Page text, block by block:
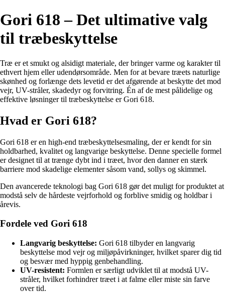
Gori 618 – Det ultimative valg
til træbeskyttelse
Træ er et smukt og alsidigt materiale, der bringer varme og karakter til
ethvert hjem eller udendørsområde. Men for at bevare træets naturlige
skønhed og forlænge dets levetid er det afgørende at beskytte det mod
vejr, UV-stråler, skadedyr og forvitring. Én af de mest pålidelige og
effektive løsninger til træbeskyttelse er Gori 618.
Hvad er Gori 618?
Gori 618 er en high-end træbeskyttelsesmaling, der er kendt for sin
holdbarhed, kvalitet og langvarige beskyttelse. Denne specielle formel
er designet til at trænge dybt ind i træet, hvor den danner en stærk
barriere mod skadelige elementer såsom vand, sollys og skimmel.
Den avancerede teknologi bag Gori 618 gør det muligt for produktet at
modstå selv de hårdeste vejrforhold og forblive smidig og holdbar i
årevis.
Fordele ved Gori 618
Langvarig beskyttelse: Gori 618 tilbyder en langvarig
beskyttelse mod vejr og miljøpåvirkninger, hvilket sparer dig tid
og besvær med hyppig genbehandling.
UV-resistent: Formlen er særligt udviklet til at modstå UV-
stråler, hvilket forhindrer træet i at falme eller miste sin farve
over tid.